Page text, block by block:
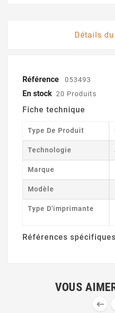
Détails
Référence 053493
En stock 20 Produits
Fiche technique
Type De Produit
Technologie
Marque
Modèle
Type D'imprimante
Références spécifiques
VOUS
